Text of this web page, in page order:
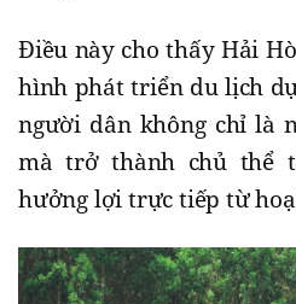
Điều này cho thấy Hải
hình phát triển du lịch
người dân không chỉ là
mà trở thành chủ thể
hưởng lợi trực tiếp từ